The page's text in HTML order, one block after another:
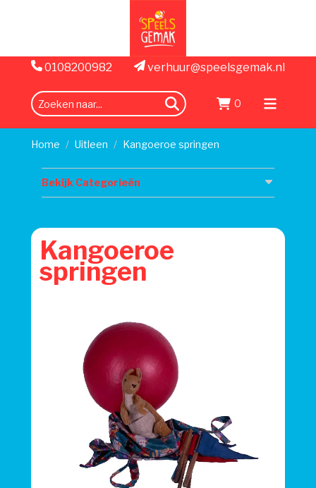
0108200982 verhuur@speelsgemak.nl
zoeken 0
Menu
Home
Uitleen Kangoeroe springen
Bekijk Categorieën
Kangoeroe
springen